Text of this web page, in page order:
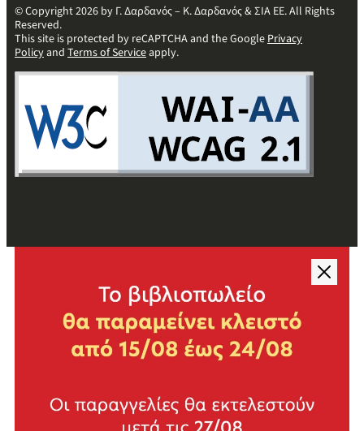
© Copyright 2026 by Γ. Δαρδανός – Κ. Δαρδανός & ΣΙΑ ΕΕ. All Rights
Reserved.
This site is protected by reCAPTCHA and the GooglePrivacy
Policyand Terms of Serviceapply.